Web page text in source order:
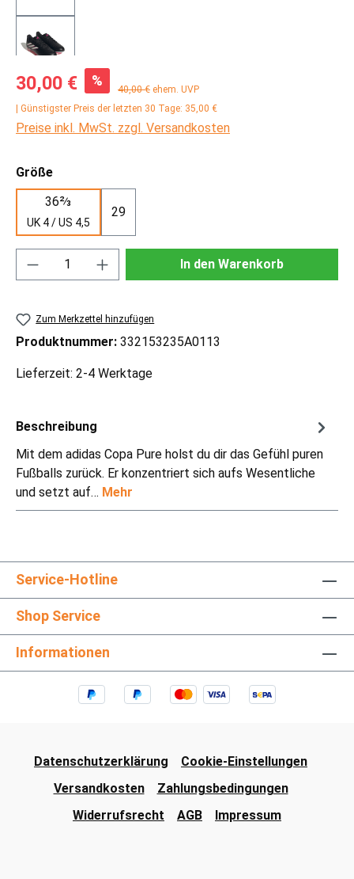
Verkaufspreis:
30,00 € % Regulärer Preis:
40,00 € ehem. UVP
| Günstigster Preis der letzten 30 Tage: 35,00 €
Preise inkl. MwSt. zzgl. Versandkosten
Größeauswählen
36⅔
UK 4 / US 4,5
29
Produkt Anzahl: Gib den gewünschten
In den Warenkorb
Zum Merkzettel hinzufügen
Produktnummer: 332153235A0113
Lieferzeit: 2-4 Werktage
Beschreibung
Mit dem adidas Copa Pure holst du dir das Gefühl puren
Fußballs zurück. Er konzentriert sich aufs Wesentliche
und setzt auf… Mehr
Service-Hotline
Shop Service
Informationen
Datenschutzerklärung
Cookie-Einstellungen
Versandkosten
Zahlungsbedingungen
Widerrufsrecht
AGB Impressum